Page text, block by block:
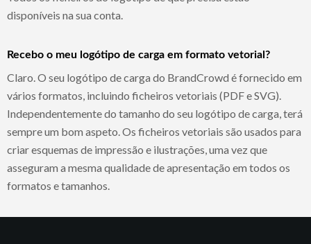
disponíveis na sua conta.
Recebo o meu logótipo de carga em formato vetorial?
Claro. O seu logótipo de carga do BrandCrowd é fornecido em
vários formatos, incluindo ficheiros vetoriais (PDF e SVG).
Independentemente do tamanho do seu logótipo de carga, terá
sempre um bom aspeto. Os ficheiros vetoriais são usados para
criar esquemas de impressão e ilustrações, uma vez que
asseguram a mesma qualidade de apresentação em todos os
formatos e tamanhos.